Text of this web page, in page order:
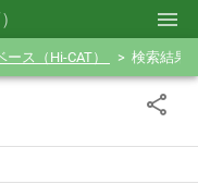
ス（Hi-CAT） 検索結果